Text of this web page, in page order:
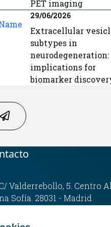
PET imaging
29/06/2026
Extracellular
subtypes in
neurodegeneration:
implications for
biomarker
Valderrebollo, 5. Centro
Sofía. 28031 - Madrid